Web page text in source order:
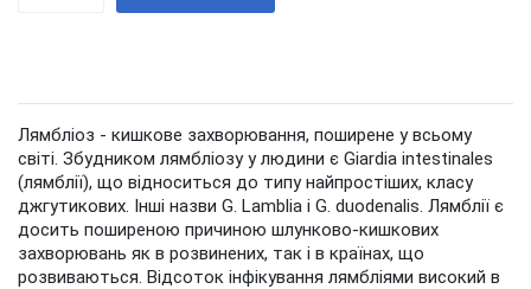
Лямбліоз - кишкове захворювання, поширене у всьому
світі. Збудником лямбліозу у людини є Giardia intestinales
(лямблії), що відноситься до типу найпростіших, класу
джгутикових. Інші назви G. Lamblia і G. duodenalis. Лямблії є
досить поширеною причиною шлунково-кишкових
захворювань як в розвинених, так і в країнах, що
розвиваються. Відсоток інфікування лямбліями високий в